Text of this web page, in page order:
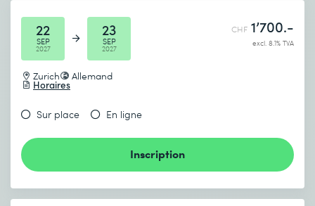
22
SEP
2027
23
SEP
2027
Zurich Allemand
Horaires
CHF 1’700.-
excl. 8.1% TVA
Sur place En ligne
Inscription